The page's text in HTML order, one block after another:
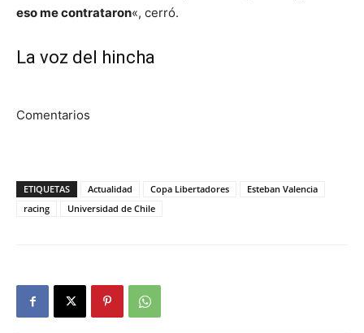
eso me contrataron«, cerró.
La voz del hincha
Comentarios
ETIQUETAS Actualidad Copa Libertadores
Esteban Valencia
racing
Universidad de Chile